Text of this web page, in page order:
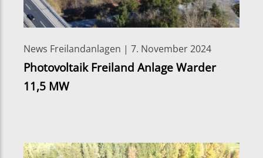
News Freilandanlagen | 7. November 2024
Photovoltaik Freiland Anlage Warder
11,5 MW